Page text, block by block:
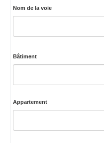
Nom de la voie
Bâtiment
Appartement